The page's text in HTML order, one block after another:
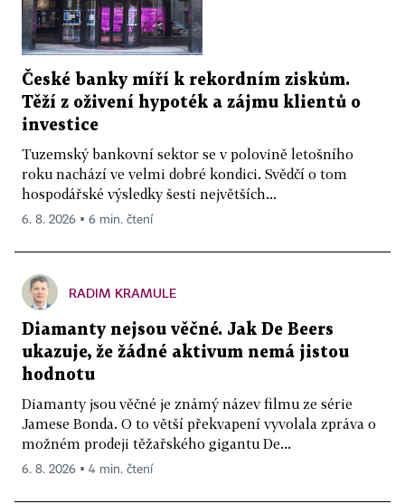
České banky míří k rekordním ziskům.
Těží z oživení hypoték a zájmu klientů o
investice
Tuzemský bankovní sektor se v polovině letošního
roku nachází ve velmi dobré kondici. Svědčí o tom
hospodářské výsledky šesti největších...
6. 8. 2026 ▪ 6 min. čtení
RADIM KRAMULE
Diamanty nejsou věčné. Jak De Beers
ukazuje, že žádné aktivum nemá jistou
hodnotu
Diamanty jsou věčné je známý název filmu ze série
Jamese Bonda. O to větší překvapení vyvolala zpráva o
možném prodeji těžařského gigantu De...
6. 8. 2026 ▪ 4 min. čtení